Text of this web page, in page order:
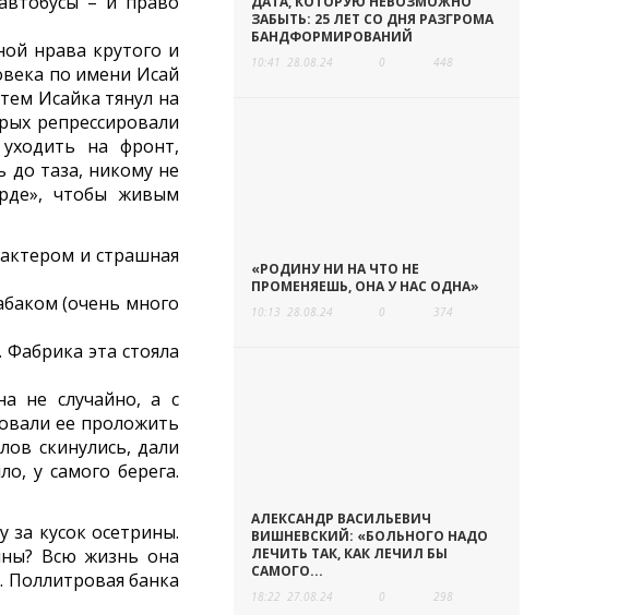
нрава крутого и
по имени Исай
Исайка тянул на
репрессировали
на фронт,
до таза, никому не
чтобы живым
и страшная
(очень много
эта стояла
не случайно, а с
ее проложить
скинулись, дали
у самого берега.
кусок осетрины.
Всю жизнь она
Поллитровая банка
ЗАБЫТЬ: 25 ЛЕТ СО ДНЯ РАЗГРОМА
БАНДФОРМИРОВАНИЙ
10:41 28.08.24 0 448
«РОДИНУ НИ НА ЧТО НЕ
ПРОМЕНЯЕШЬ, ОНА У НАС ОДНА»
10:13 28.08.24 0 374
АЛЕКСАНДР ВАСИЛЬЕВИЧ
ВИШНЕВСКИЙ: «БОЛЬНОГО НАДО
ЛЕЧИТЬ ТАК, КАК ЛЕЧИЛ БЫ
САМОГО...
18:22 27.08.24 0 298